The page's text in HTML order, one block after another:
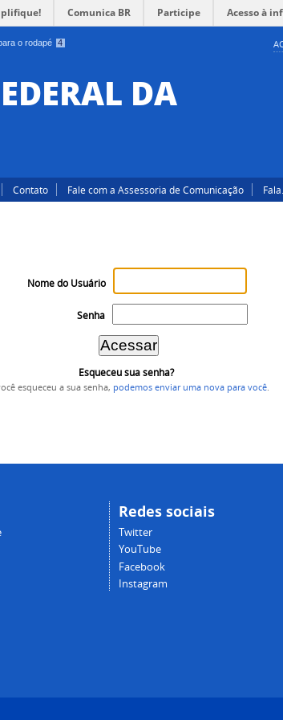
o rodapé 4
Comunica BR Participe Acesso à
DA
Contato Fale com a Assessoria de Comunicação
Nome do Usuário
Senha
Esqueceu sua senha?
esqueceu a sua senha, podemos enviar uma nova para você.
Redes sociais
Twitter
YouTube
Facebook
Instagram